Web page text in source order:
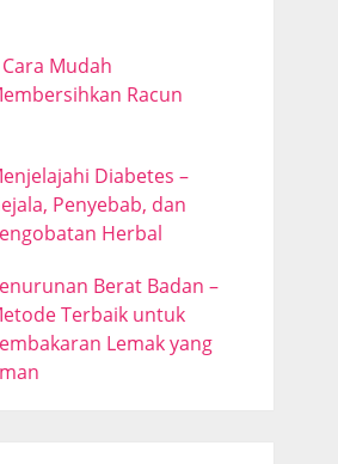
Mudah
Racun
Diabetes –
Penyebab, dan
Herbal
Berat Badan –
Terbaik untuk
Lemak yang